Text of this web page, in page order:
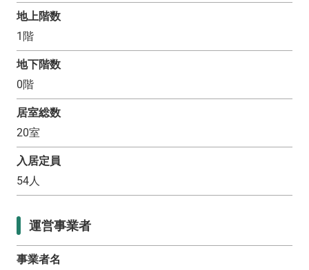
地上階数
1 階
地下階数
0階
居室総数
20室
入居定員
54人
運営事業者
事業者名